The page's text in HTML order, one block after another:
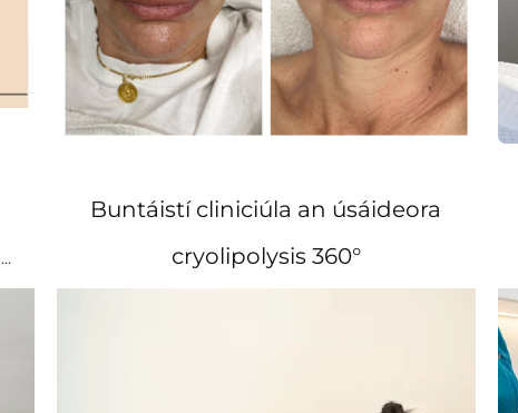
Buntáistí cliniciúla an úsáideora
cryolipolysis 360°